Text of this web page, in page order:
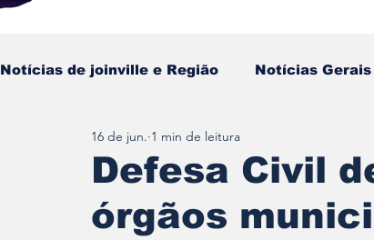
Notícias de joinville e Região Notícias Gerais
Tempo\clima
Defesa Civil
órgãos
16 de jun. 1 min de leitura